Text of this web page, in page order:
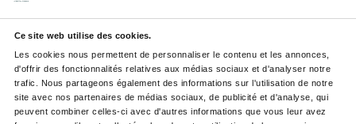
Ce site web utilise des cookies.
Les cookies nous permettent de personnaliser le contenu et les annonces,
d'offrir des fonctionnalités relatives aux médias sociaux et d'analyser notre
trafic. Nous partageons également des informations sur l'utilisation de notre
site avec nos partenaires de médias sociaux, de publicité et d'analyse, qui
peuvent combiner celles-ci avec d'autres informations que vous leur avez
Horaires :Du lundi au vendredi de 8h à 17h. Et samedi de
8h à 13h
Email :contact@alchary.fr
Téléphone :+33 1 30 29 12 19